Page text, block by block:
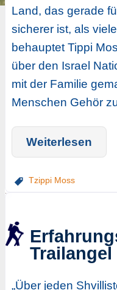
Land, das gerade
sicherer ist, als
behauptet Tippi
über den Israel
mit der Familie
Menschen Gehör
Weiterlesen
Tzippi Moss
„Über jeden